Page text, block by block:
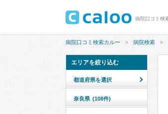
病院口コミ検索カルー 病院検索
エリアを絞り込む
都道府県を選択
奈良県 (108件)